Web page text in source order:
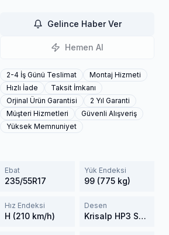
Gelince Haber Ver
Hemen Al
2-4 İş Günü Teslimat
Montaj Hizmeti
Hızlı İade
Taksit İmkanı
Orjinal Ürün Garantisi
2 Yıl Garanti
Müşteri Hizmetleri
Güvenli Alışveriş
Yüksek Memnuniyet
Ebat
235/55R17
Yük Endeksi
99 (775 kg)
Hız Endeksi
H (210 km/h)
Desen
Krisalp HP3 SUV